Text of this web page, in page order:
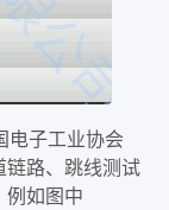
电子工业协会
路、跳线测试
例如图中